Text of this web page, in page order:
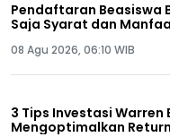
Pendaftaran Beasiswa
Saja Syarat dan
08 Agu 2026, 06:10 WIB
3 Tips Investasi
Mengoptimalkan